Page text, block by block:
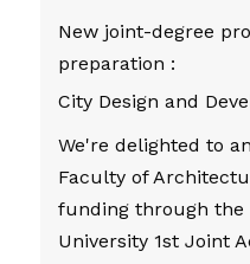
New joint-degree
preparation :
City Design and
We're delighted to
Faculty of
funding through the
University 1st Joint